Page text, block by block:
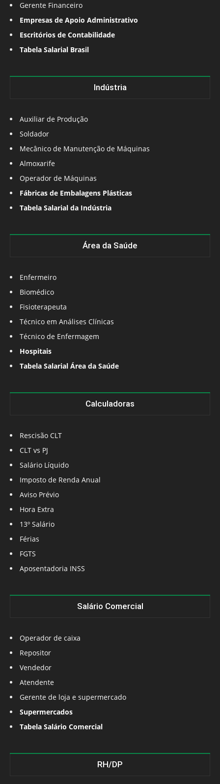
Gerente Financeiro
Empresas de Apoio Administrativo
Escritórios de Contabilidade
Tabela Salarial Brasil
Indústria
Auxiliar de Produção
Soldador
Mecânico de Manutenção de Máquinas
Almoxarife
Operador de Máquinas
Fábricas de Embalagens Plásticas
Tabela Salarial da Indústria
Área da Saúde
Enfermeiro
Biomédico
Fisioterapeuta
Técnico em Análises Clínicas
Técnico de Enfermagem
Hospitais
Tabela Salarial Área da Saúde
Calculadoras
Rescisão CLT
CLT vs PJ
Salário Líquido
Imposto de Renda Anual
Aviso Prévio
Hora Extra
13º Salário
Férias
FGTS
Aposentadoria INSS
Salário Comercial
Operador de caixa
Repositor
Vendedor
Atendente
Gerente de loja e supermercado
Supermercados
Tabela Salário Comercial
RH/DP